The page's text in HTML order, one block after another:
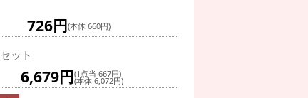
726円(本体 660円)
ット
6,679円(1点当 667円)
(本体 6,072円)